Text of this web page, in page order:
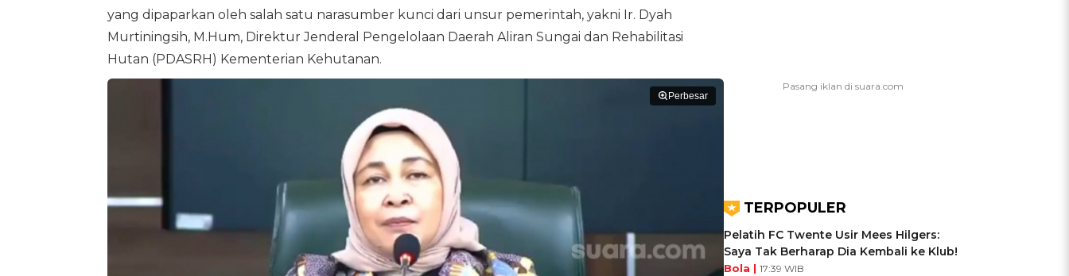
yang dipaparkan oleh salah satu narasumber kunci dari unsur pemerintah, yakni Ir. Dyah
Murtiningsih, M.Hum, Direktur Jenderal Pengelolaan Daerah Aliran Sungai dan Rehabilitasi
Hutan (PDASRH) Kementerian Kehutanan.
Perbesar
TERPOPULER
Pelatih FC Twente Usir Mees Hilgers:
Saya Tak Berharap Dia Kembali ke Klub!
Bola | 17:39 WIB